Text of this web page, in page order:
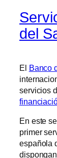
del
El Banco
servicios
En este
primer
española